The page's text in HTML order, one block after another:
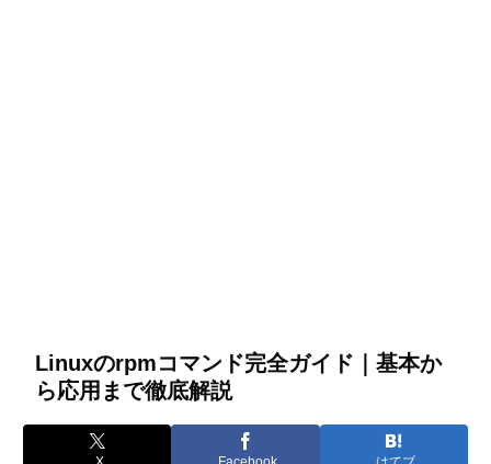
Linuxのrpmコマンド完全ガイド｜基本か
ら応用まで徹底解説